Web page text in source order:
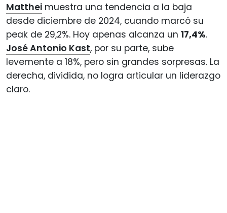
Matthei muestra una tendencia a la baja
desde diciembre de 2024, cuando marcó su
peak de 29,2%. Hoy apenas alcanza un 17,4%.
José Antonio Kast, por su parte, sube
levemente a 18%, pero sin grandes sorpresas. La
derecha, dividida, no logra articular un liderazgo
claro.